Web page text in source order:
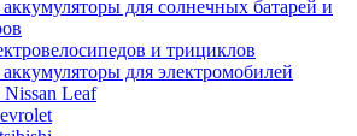
для солнечных батарей и
и трициклов
для электромобилей
Leaf